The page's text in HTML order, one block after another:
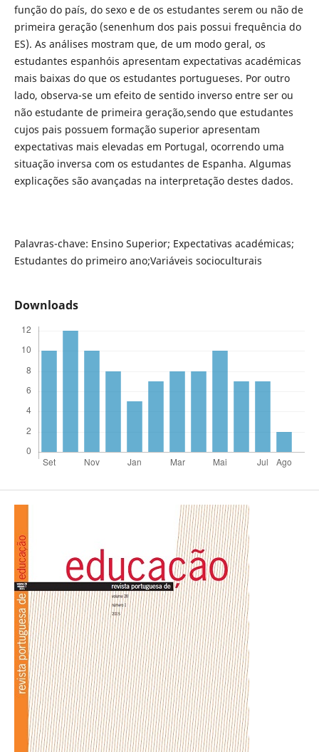
função do país, do sexo e de os estudantes serem ou não de
primeira geração (senenhum dos pais possui frequência do
ES). As análises mostram que, de um modo geral, os
estudantes espanhóis apresentam expectativas académicas
mais baixas do que os estudantes portugueses. Por outro
lado, observa-se um efeito de sentido inverso entre ser ou
não estudante de primeira geração,sendo que estudantes
cujos pais possuem formação superior apresentam
expectativas mais elevadas em Portugal, ocorrendo uma
situação inversa com os estudantes de Espanha. Algumas
explicações são avançadas na interpretação destes dados.
Palavras-chave: Ensino Superior; Expectativas académicas;
Estudantes do primeiro ano;Variáveis socioculturais
Downloads